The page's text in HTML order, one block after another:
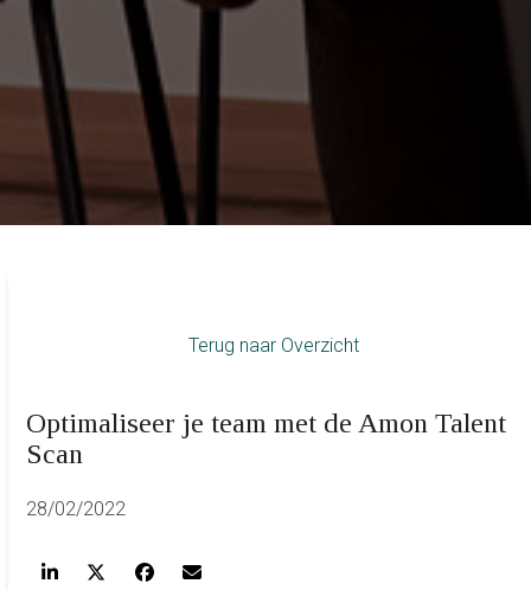
Terug naar Overzicht
Optimaliseer je team met de Amon Talent
Scan
28/02/2022